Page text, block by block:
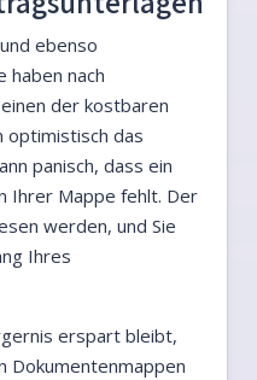
ebenso
haben nach
der kostbaren
das
panisch, dass ein
Ihrer Mappe fehlt. Der
werden, und Sie
Ihres
erspart bleibt,
Dokumentenmappen